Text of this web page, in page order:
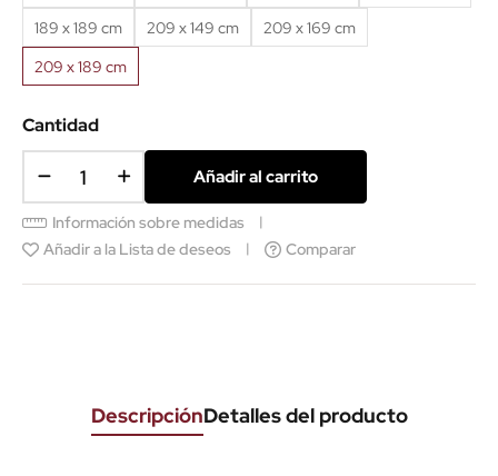
189 x 189 cm
209 x 149 cm
209 x 169 cm
209 x 189 cm
Cantidad
Añadir al carrito
Información sobre medidas
Añadir a la Lista de deseos
Comparar
DescripciónDetalles del producto